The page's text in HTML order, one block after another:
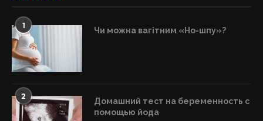
1 Чи можна вагітним «Но-шпу»?
2
Домашний тест на беременность с
помощью йода